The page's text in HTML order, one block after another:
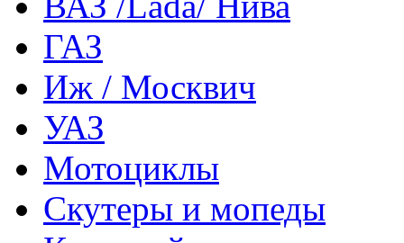
ГАЗ
Иж / Москвич
УАЗ
Мотоциклы
Скутеры и мопеды